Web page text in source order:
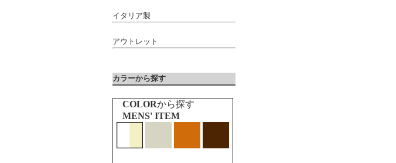
イタリア製
アウトレット
カラーから探す
COLORから探す
MENS' ITEM